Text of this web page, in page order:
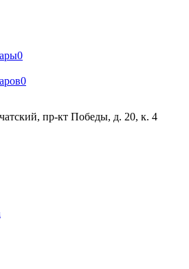
0
0
пр-кт Победы, д. 20, к. 4